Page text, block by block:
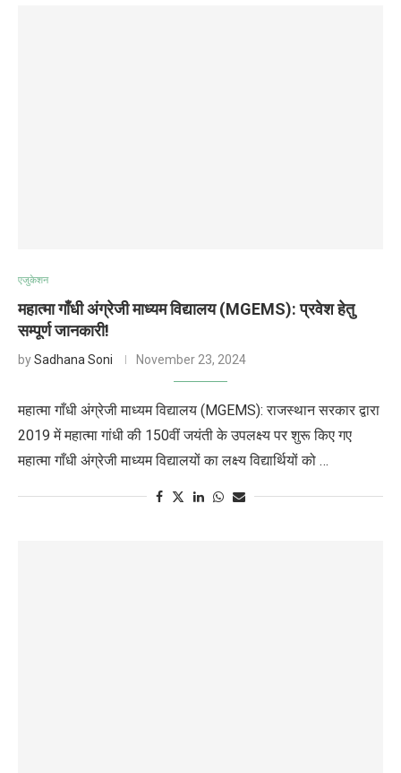
एजुकेशन
महात्मा गाँधी अंग्रेजी माध्यम विद्यालय (MGEMS): प्रवेश हेतु
सम्पूर्ण जानकारी!
bySadhana Soni November 23, 2024
महात्मा गाँधी अंग्रेजी माध्यम विद्यालय (MGEMS): राजस्थान सरकार द्वारा
2019 में महात्मा गांधी की 150वीं जयंती के उपलक्ष्य पर शुरू किए गए
महात्मा गाँधी अंग्रेजी माध्यम विद्यालयों का लक्ष्य विद्यार्थियों को …